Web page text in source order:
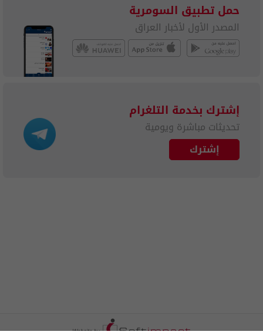
حمل تطبيق السومرية
المصدر الأول لأخبار العراق
إشترك بخدمة التلغرام
تحديثات مباشرة ويومية
إشترك